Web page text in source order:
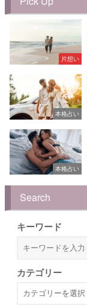
片想い
本格占い
本格占い
Search
キーワード
カテゴリー